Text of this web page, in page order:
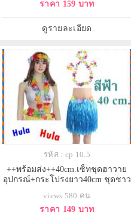
เต้นฮาวาย
ราคา 159 บาท
ดูรายละเอียด
รหัส : cp 10.5
++พร้อมส่ง++40cm.เซ็ทชุดฮาวาย
อุปกรณ์+กระโปรงยาว40cm ชุดชาว
กระโปรงเชือกฟาง กระโปรงเต้น
ฮาวาย
views 580 คน
ราคา 149 บาท